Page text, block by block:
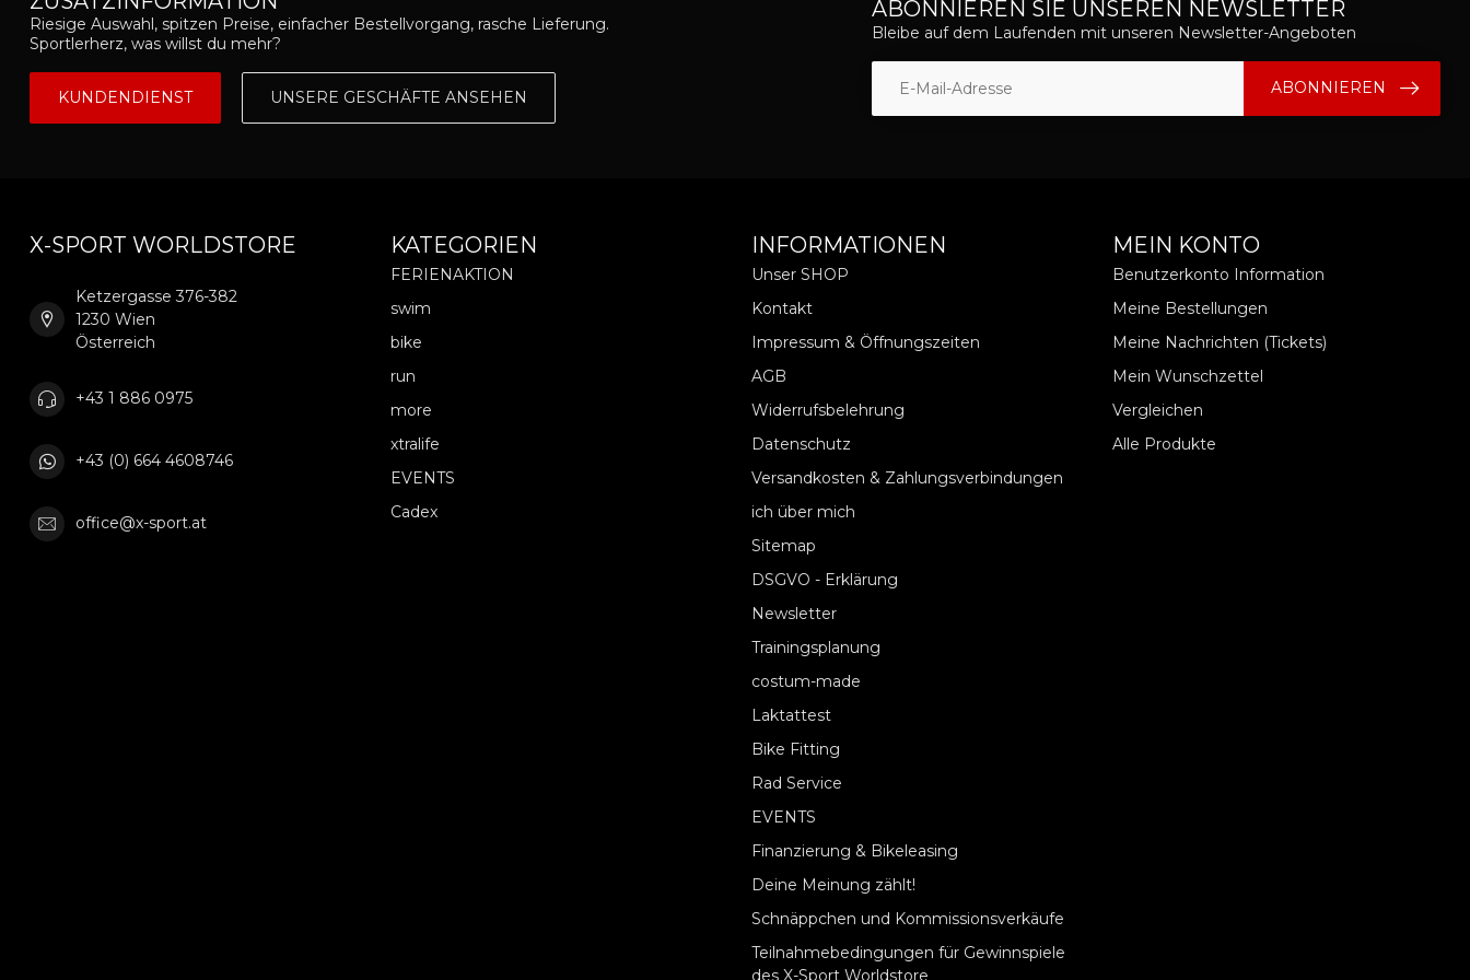
Riesige Auswahl, spitzen Preise, einfacher Bestellvorgang, rasche Lieferung.
Sportlerherz, was willst du mehr?
KUNDENDIENST UNSERE GESCHÄFTE ANSEHEN
ABONNIEREN SIE UNSEREN NEWSLETTER
Bleibe auf dem Laufenden mit unseren Newsletter-Angeboten
ABONNIEREN
X-SPORT WORLDSTORE
Ketzergasse 376-382
1230 Wien
Österreich
+43 1 886 0975
+43 (0) 664 4608746
office@x-sport.at
KATEGORIEN
FERIENAKTION
swim
bike
run
more
xtralife
EVENTS
Cadex
INFORMATIONEN
Unser SHOP
Kontakt
Impressum & Öffnungszeiten
AGB
Widerrufsbelehrung
Datenschutz
Versandkosten & Zahlungsverbindungen
ich über mich
Sitemap
DSGVO - Erklärung
Newsletter
Trainingsplanung
costum-made
Laktattest
Bike Fitting
Rad Service
EVENTS
Finanzierung & Bikeleasing
Deine Meinung zählt!
Schnäppchen und Kommissionsverkäufe
Teilnahmebedingungen für Gewinnspiele
des X-Sport Worldstore
MEIN KONTO
Benutzerkonto Information
Meine Bestellungen
Meine Nachrichten (Tickets)
Mein Wunschzettel
Vergleichen
Alle Produkte